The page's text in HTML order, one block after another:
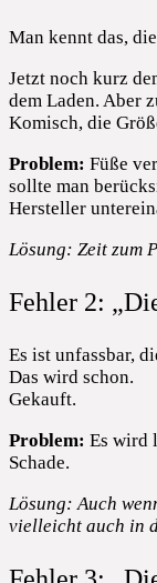
Man kennt das,
Jetzt noch kurz
dem Laden. Aber
Komisch, die
Problem: Füße
sollte man
Hersteller
Lösung: Zeit zum
Fehler 2:
Es ist unfassbar,
Das wird schon.
Gekauft.
Problem: Es wird
Schade.
Lösung: Auch
vielleicht auch in